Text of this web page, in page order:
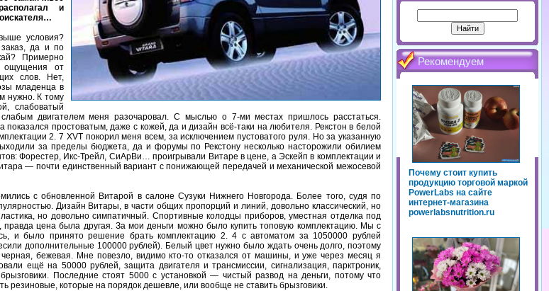
и
условия?
да и по
Примерно
ощущения от
слов. Нет,
младенца в
нужно. К тому
слабоватый
двигателем меня разочаровал. С мыслью о 7-ми местах пришлось расстаться.
простоватым, даже с кожей, да и дизайн всё-таки на любителя. Рекстон в белой
2. 7 XVT покорил меня всем, за исключением пустоватого руля. Но за указанную
за пределы бюджета, да и форумы по Рекстону несколько насторожили обилием
Форестер, Икс-Трейл, СиАрВи… проигрывали Витаре в цене, а Эскейп в комплектации и
— почти единственный вариант с понижающей передачей и механической межосевой
с обновленной Витарой в салоне Сузуки Нижнего Новгорода. Более того, судя по
Дизайн Витары, в части общих пропорций и линий, довольно классический, но
но довольно симпатичный. Спортивные колодцы приборов, уместная отделка под
цена была другая. За мои деньги можно было купить топовую комплектацию. Мы с
и было принято решение брать комплектацию 2. 4 с автоматом за 1050000 рублей
дополнительные 100000 рублей). Белый цвет нужно было ждать очень долго, поэтому
бежевая. Мне повезло, видимо кто-то отказался от машины, и уже через месяц я
ещё на 50000 рублей, защита двигателя и трансмиссии, сигнализация, парктроник,
Последние стоят 5000 с установкой — чистый развод на деньги, потому что
резиновые, которые на порядок дешевле, или вообще не ставить брызговики.
Рекомендуем
Почему стоит купить
продукцию торговой маркой
PowerLabs на сайте
интернет-магазина
powerlabsnutrition.ru